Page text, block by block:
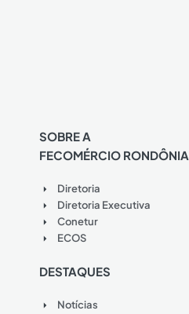
SOBRE A
FECOMÉRCIO RONDÔNIA
Diretoria
Diretoria Executiva
Conetur
ECOS
DESTAQUES
Notícias